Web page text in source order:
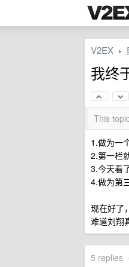
V2EX ›
我终
This
1.做为一
2.第一栏
3.今天看
4.做为第
现在好了
难道刘翔
5 replies